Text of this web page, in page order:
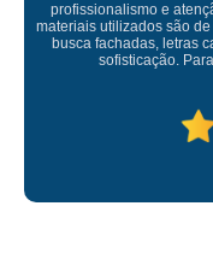
Empresa maravilhosa,
ficou